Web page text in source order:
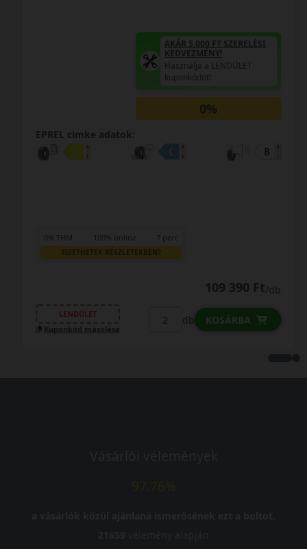
AKÁR 5.000 FT SZERELÉSI
KEDVEZMÉNY!
Használja a LENDÜLET
kuponkódot!
0%
EPREL cimke adatok:
0% THM 100% online 7 perc
FIZETHETEK RÉSZLETEKBEN?
109 390 Ft/db
LENDÜLET
Kuponkód másolása
db KOSÁRBA